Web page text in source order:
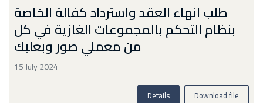
طلب انهاء العقد واسترداد كفالة الخاصة
بنظام التحكم بالمجموعات الغازية في كل
من معملي صور وبعلبك
15 July 2024
Details Download file